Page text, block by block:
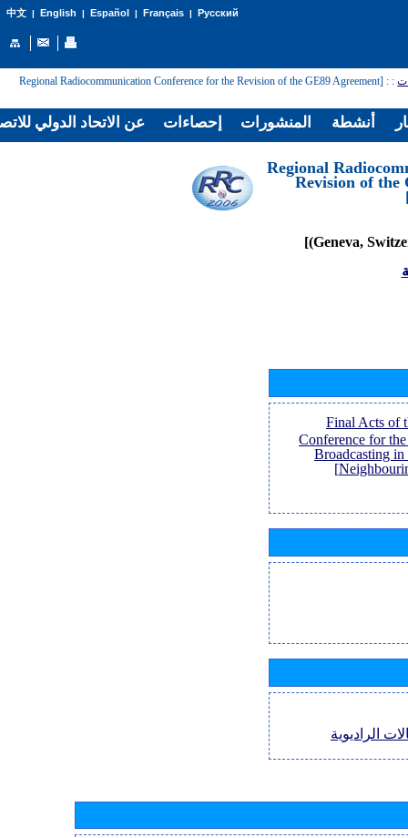
中文| English | Español | Français| Русский
:
: [Regional Radiocommunication Conference for the Revision of the GE89 Agreement
[Regional
Revision of the
[Final Acts of
Conference for
Broadcasting
الراديوية
عن الاتحاد الدولي إحصاءات المنشورات أنشطة